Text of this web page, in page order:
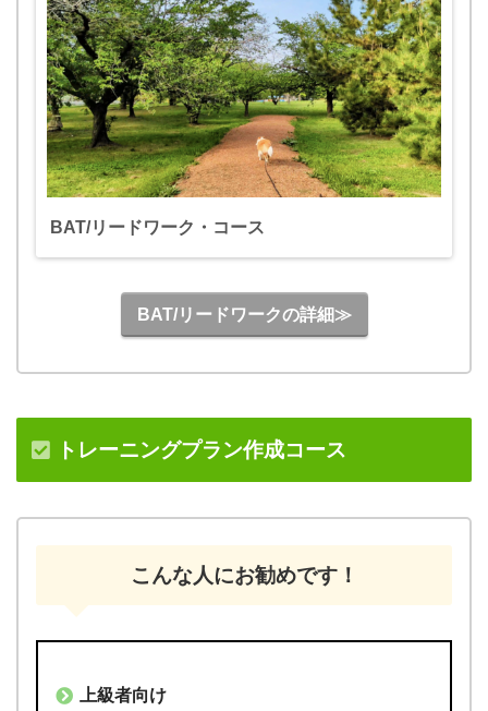
BAT/リードワーク・コース
BAT/リードワークの詳細≫
トレーニングプラン作成コース
こんな人にお勧めです！
上級者向け